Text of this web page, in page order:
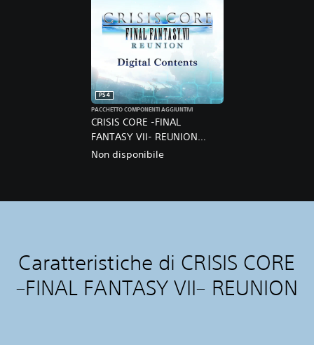
CRISIS CORE -FINAL
FANTASY VII- REUNION
DIGITAL DELUXE UPGRADE
PS4
PACCHETTO COMPONENTI AGGIUNTIVI
Non disponibile
Caratteristiche di CRISIS CORE
–FINAL FANTASY VII– REUNION